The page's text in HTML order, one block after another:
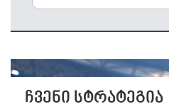
ჩვენი სტრატეგია